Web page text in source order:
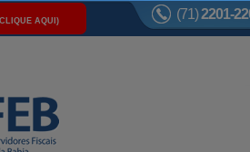
AQUI) (71)2201-